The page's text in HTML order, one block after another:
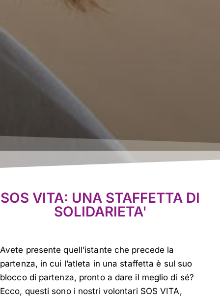
SOS VITA: UNA STAFFETTA DI
SOLIDARIETA'
Avete presente quell’istante che precede la
partenza, in cui l’atleta in una staffetta è sul suo
blocco di partenza, pronto a dare il meglio di sé?
Ecco, questi sono i nostri volontari SOS VITA,